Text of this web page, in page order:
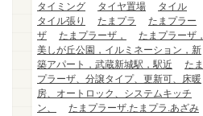
タイミング
タイヤ置場
タイル
タイル張り
たまプラ
たまプラー
ザ
たまプラーザ，
たまプラーザ，
美しが丘公園，イルミネーション，新
築アパート，武蔵新城駅，駅近
たま
プラーザ、分譲タイプ、更新可、床暖
房、オートロック、システムキッチ
ン、
たまプラーザ.たまプラ.あざみ